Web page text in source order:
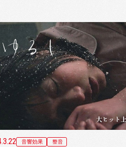
音響効果 整音